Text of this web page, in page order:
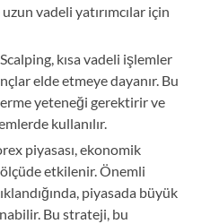
vadeli yatırımcılar için
Scalping, kısa vadeli işlemler
elde etmeye dayanır. Bu
yeteneği gerektirir ve
kullanılır.
piyasası, ekonomik
etkilenir. Önemli
piyasada büyük
Bu strateji, bu